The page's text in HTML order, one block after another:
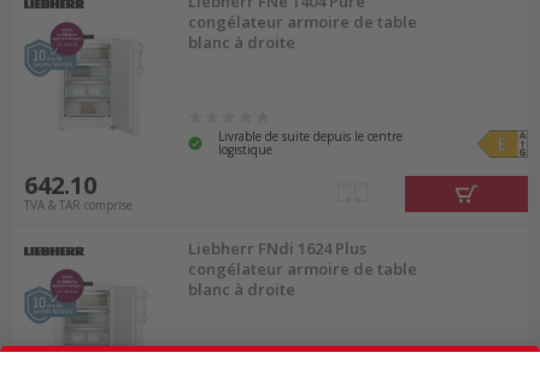
congélateur armoire de table
blanc à droite
Livrable de suite depuis le centre
logistique
642.10
TVA & TAR comprise
Liebherr FNdi 1624 Plus
congélateur armoire de table
blanc à droite